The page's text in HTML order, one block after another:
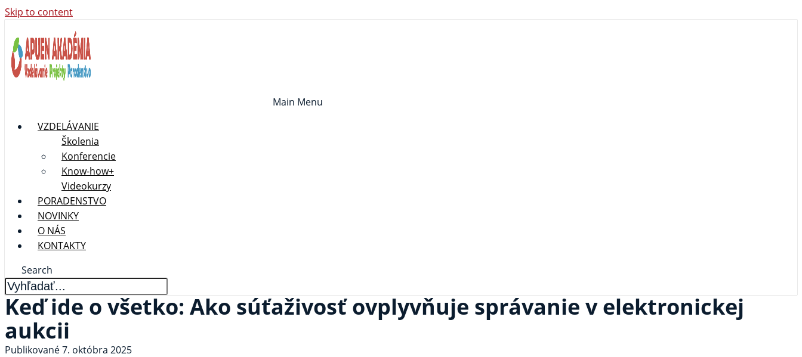
Skip to content
Main Menu
VZDELÁVANIE
Školenia
Konferencie
Know-how+
Videokurzy
PORADENSTVO
NOVINKY
O NÁS
KONTAKTY
Search
Keď ide o všetko: Ako súťaživosť ovplyvňuje správanie v elektronickej
aukcii
Publikované7. októbra 2025